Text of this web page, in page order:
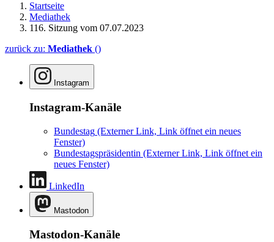
Startseite
Mediathek
116. Sitzung vom 07.07.2023
zurück zu: Mediathek ()
Instagram
Instagram-Kanäle
Bundestag (Externer Link, Link öffnet ein neues
Fenster)
Bundestagspräsidentin (Externer Link, Link öffnet ein
neues Fenster)
LinkedIn
Mastodon
Mastodon-Kanäle